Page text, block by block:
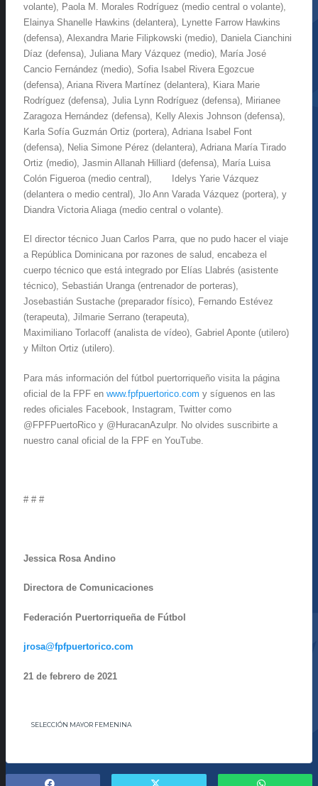
volante), Paola M. Morales Rodríguez (medio central o volante),
Elainya Shanelle Hawkins (delantera), Lynette Farrow Hawkins
(defensa), Alexandra Marie Filipkowski (medio), Daniela Cianchini
Díaz (defensa), Juliana Mary Vázquez (medio), María José
Cancio Fernández (medio), Sofia Isabel Rivera Egozcue
(defensa), Ariana Rivera Martínez (delantera), Kiara Marie
Rodríguez (defensa), Julia Lynn Rodríguez (defensa), Mirianee
Zaragoza Hernández (defensa), Kelly Alexis Johnson (defensa),
Karla Sofía Guzmán Ortiz (portera), Adriana Isabel Font
(defensa), Nelia Simone Pérez (delantera), Adriana María Tirado
Ortiz (medio), Jasmin Allanah Hilliard (defensa), María Luisa
Colón Figueroa (medio central), Idelys Yarie Vázquez
(delantera o medio central), Jlo Ann Varada Vázquez (portera), y
Diandra Victoria Aliaga (medio central o volante).
El director técnico Juan Carlos Parra, que no pudo hacer el viaje
a República Dominicana por razones de salud, encabeza el
cuerpo técnico que está integrado por Elías Llabrés (asistente
técnico), Sebastián Uranga (entrenador de porteras),
Josebastián Sustache (preparador físico), Fernando Estévez
(terapeuta), Jilmarie Serrano (terapeuta),
Maximiliano Torlacoff (analista de vídeo), Gabriel Aponte (utilero)
y Milton Ortiz (utilero).
Para más información del fútbol puertorriqueño visita la página
oficial de la FPF en www.fpfpuertorico.com y síguenos en las
redes oficiales Facebook, Instagram, Twitter como
@FPFPuertoRico y @HuracanAzulpr. No olvides suscribirte a
nuestro canal oficial de la FPF en YouTube.
# # #
Jessica Rosa Andino
Directora de Comunicaciones
Federación Puertorriqueña de Fútbol
jrosa@fpfpuertorico.com
21 de febrero de 2021
SELECCIÓN MAYOR FEMENINA